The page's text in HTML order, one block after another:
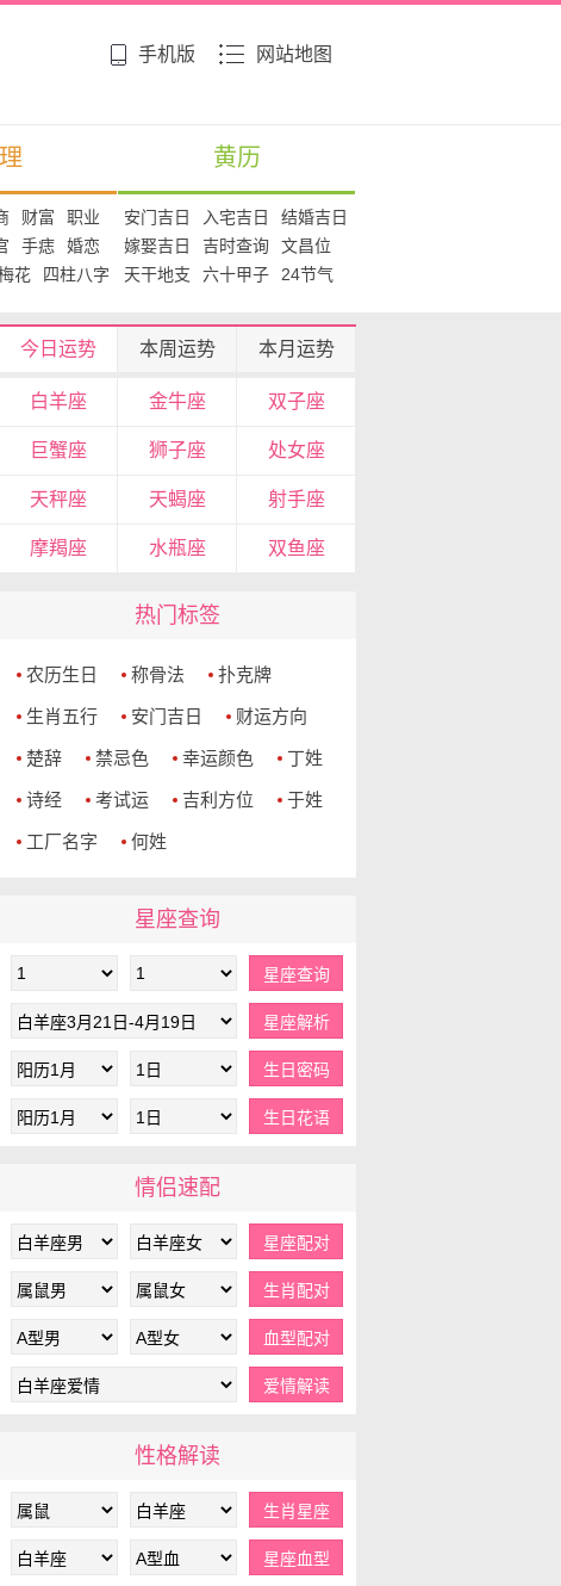
手机版 网站地图
财富
职业
手痣
婚恋
花 四柱八字
黄历
安门吉日 入宅吉日
结婚吉日
嫁娶吉日
吉时查询
文昌位
天干地支
六十甲子 24节气
今日运势 本周运势 本月运势
白羊座 金牛座 双子座
巨蟹座 狮子座 处女座
天秤座 天蝎座 射手座
摩羯座 水瓶座 双鱼座
热门标签
农历生日 称骨法 扑克牌
生肖五行 安门吉日 财运方向
楚辞 禁忌色 幸运颜色 丁姓
诗经 考试运 吉利方位 于姓
工厂名字 何姓
星座查询
情侣速配
性格解读